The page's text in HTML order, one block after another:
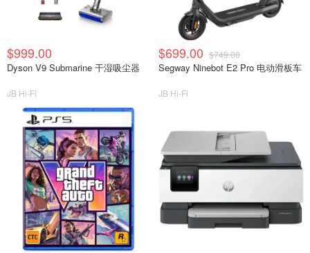
$999.00
Dyson V9 Submarine 干湿吸尘器
JB Hi-Fi
$699.00 $749.00
Segway Ninebot E2 Pro 电动滑板车
JB Hi-Fi